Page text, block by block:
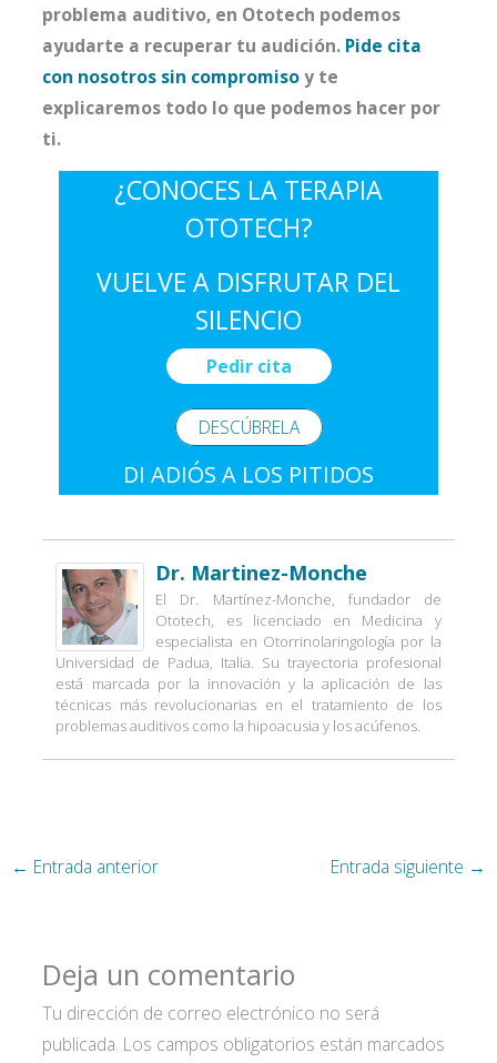
problema auditivo, en Ototech podemos
ayudarte a recuperar tu audición. Pide cita
con nosotros sin compromisoy te
explicaremos todo lo que podemos hacer por
ti.
¿CONOCES LA TERAPIA
OTOTECH?
VUELVE A DISFRUTAR DEL
SILENCIO
Pedir cita
Acepto lascondiciones
de política de privacidad*
DESCÚBRELA
DI ADIÓS A LOS PITIDOS
Dr. Martinez-Monche
El Dr. Martínez-Monche, fundador de
Ototech, es licenciado en Medicina y
especialista en Otorrinolaringología por la
Universidad de Padua, Italia. Su trayectoria profesional
está marcada por la innovación y la aplicación de las
técnicas más revolucionarias en el tratamiento de los
problemas auditivos como la hipoacusia y los acúfenos.
← Entrada anterior Entrada siguiente →
Deja un comentario
Tu dirección de correo electrónico no será
publicada. Los campos obligatorios están marcados